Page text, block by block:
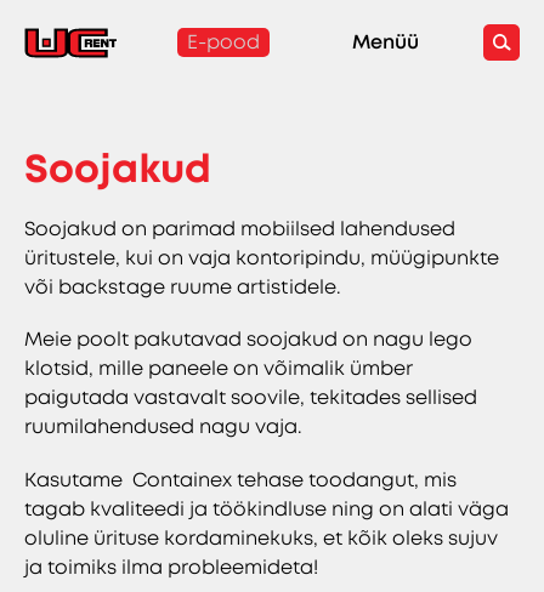
E-pood Menüü
Soojakud
Soojakud on parimad mobiilsed lahendused
üritustele, kui on vaja kontoripindu, müügipunkte
või backstage ruume artistidele.
Meie poolt pakutavad soojakud on nagu lego
klotsid, mille paneele on võimalik ümber
paigutada vastavalt soovile, tekitades sellised
ruumilahendused nagu vaja.
Kasutame Containex tehase toodangut, mis
tagab kvaliteedi ja töökindluse ning on alati väga
oluline ürituse kordaminekuks, et kõik oleks sujuv
ja toimiks ilma probleemideta!